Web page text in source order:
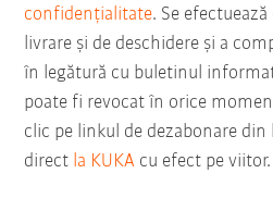
confidențialitate. Se
livrare și de deschidere și a
în legătură cu buletinul
poate fi revocat în orice
clic pe linkul de dezabonare
direct la KUKA cu efect pe viitor.